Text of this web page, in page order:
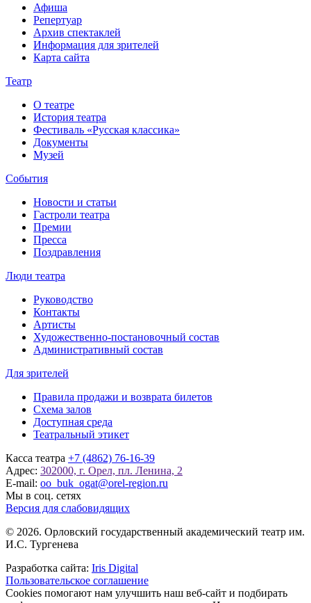
Афиша
Репертуар
Архив спектаклей
Информация для зрителей
Карта сайта
Театр
О театре
История театра
Фестиваль «Русская классика»
Документы
Музей
События
Новости и статьи
Гастроли театра
Премии
Пресса
Поздравления
Люди театра
Руководство
Контакты
Артисты
Художественно-постановочный состав
Административный состав
Для зрителей
Правила продажи и возврата билетов
Схема залов
Доступная среда
Театральный этикет
Касса театра +7 (4862) 76-16-39
Адрес: 302000, г. Орел, пл. Ленина, 2
E-mail: oo_buk_ogat@orel-region.ru
Мы в соц. сетях
Версия для слабовидящих
© 2026. Орловский государственный академический театр им.
И.С. Тургенева
Разработка сайта: Iris Digital
Пользовательское соглашение
Cookies помогают нам улучшить наш веб-сайт и подбирать